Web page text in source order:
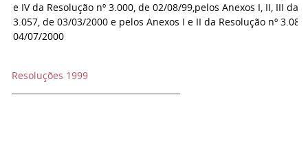
e IV da Resolução nº 3.000, de 02/08/99,pelos Anexos I, II, III da
3.057, de 03/03/2000 e pelos Anexos I e II da Resolução nº
04/07/2000
Resoluções 1999